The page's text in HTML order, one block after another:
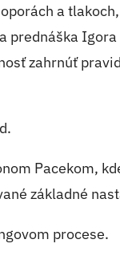
a
prednáška
zahrnúť
Pacekom,
základné
procese.